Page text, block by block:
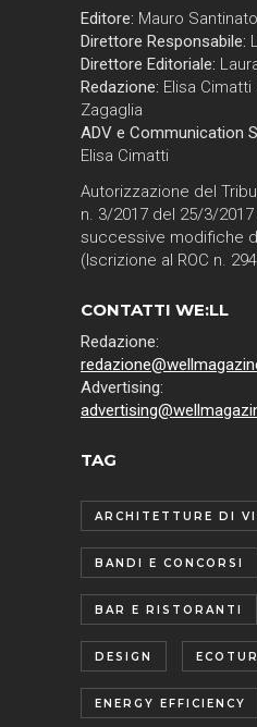
Editore: Mauro Santinato
Direttore Responsabile:
Direttore Editoriale:
Redazione: Elisa
Zagaglia
ADV e Communication
Elisa Cimatti
Autorizzazione del
n. 3/2017 del 25/3/2017
successive modifiche
(Iscrizione al ROC n.
CONTATTI WE:LL
Redazione:
Advertising:
TAG
ARCHITETTURE DI
BANDI E CONCORSI
BAR E RISTORANTI
DESIGN
ENERGY EFFICIENCY